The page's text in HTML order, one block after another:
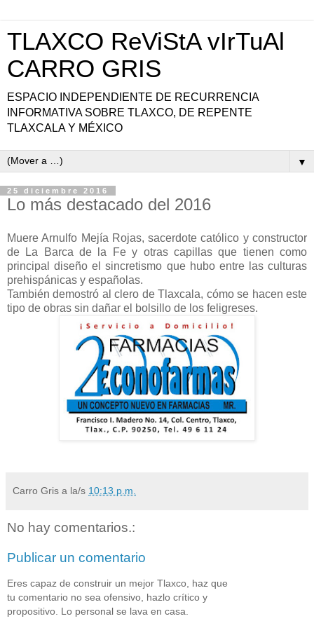
TLAXCO ReViStA vIrTuAl
CARRO GRIS
ESPACIO INDEPENDIENTE DE RECURRENCIA
INFORMATIVA SOBRE TLAXCO, DE REPENTE
TLAXCALA Y MÉXICO
▼
25 diciembre 2016
Lo más destacado del 2016
Muere Arnulfo Mejía Rojas, sacerdote católico y constructor
de La Barca de la Fe y otras capillas que tienen como
principal diseño el sincretismo que hubo entre las culturas
prehispánicas y españolas.
También demostró al clero de Tlaxcala, cómo se hacen este
tipo de obras sin dañar el bolsillo de los feligreses.
Carro Gris a la/s 10:13 p.m.
No hay comentarios.:
Publicar un comentario
Eres capaz de construir un mejor Tlaxco, haz que
tu comentario no sea ofensivo, hazlo crítico y
propositivo. Lo personal se lava en casa.